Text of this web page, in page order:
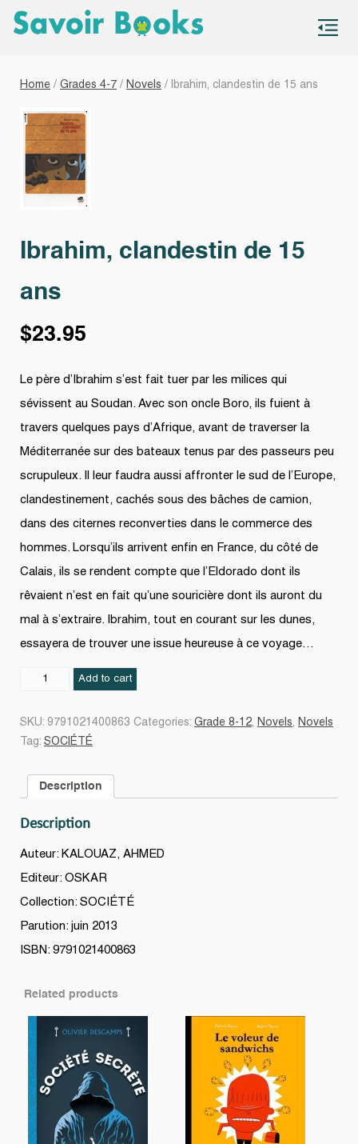
Home / Grades 4-7 / Novels / Ibrahim, clandestin de 15 ans
Ibrahim, clandestin de 15
ans
$23.95
Le père d’Ibrahim s’est fait tuer par les milices qui
sévissent au Soudan. Avec son oncle Boro, ils fuient à
travers quelques pays d’Afrique, avant de traverser la
Méditerranée sur des bateaux tenus par des passeurs peu
scrupuleux. Il leur faudra aussi affronter le sud de l’Europe,
clandestinement, cachés sous des bâches de camion,
dans des citernes reconverties dans le commerce des
hommes. Lorsqu’ils arrivent enfin en France, du côté de
Calais, ils se rendent compte que l’Eldorado dont ils
rêvaient n’est en fait qu’une souricière dont ils auront du
mal à s’extraire. Ibrahim, tout en courant sur les dunes,
essayera de trouver une issue heureuse à ce voyage…
Ibrahim,
Add to cart
SKU: 9791021400863 Categories: Grade 8-12, Novels, Novels
Tag: SOCIÉTÉ
Description
Description
Auteur: KALOUAZ, AHMED
Editeur: OSKAR
Collection: SOCIÉTÉ
Parution: juin 2013
ISBN: 9791021400863
Related products